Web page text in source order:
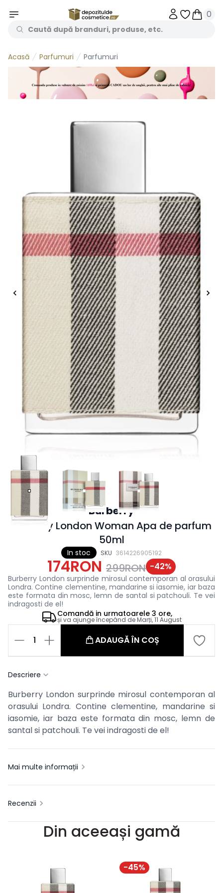
Obiecte
0
Acasă Parfumuri Parfumuri
In stoc SKU 3614226905192
Burberry
Burberry London Woman Apa de parfum
50ml
174RON 299RON -42%
Burberry London surprinde mirosul contemporan al orasului
Londra. Contine clementine, mandarine si iasomie, iar baza
este formata din mosc, lemn de santal si patchouli. Te vei
indragosti de el!
Comandă in urmatoarele 3 ore,
și va ajunge începând deMarți, 11 August
1 ADAUGĂ ÎN COȘ
Descriere
Burberry London surprinde mirosul contemporan al
orasului Londra. Contine clementine, mandarine si
iasomie, iar baza este formata din mosc, lemn de
santal si patchouli. Te vei indragosti de el!
Mai multe informații
Recenzii
Din aceeași gamă
-45%